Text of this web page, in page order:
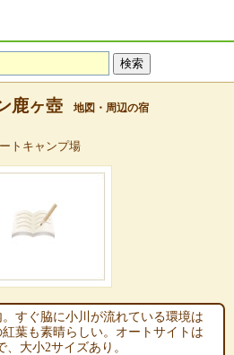
鹿ヶ壺 地図・周辺の宿
トキャンプ場
すぐ脇に小川が流れている環境は
葉も素晴らしい。オートサイトは
大小2サイズあり。